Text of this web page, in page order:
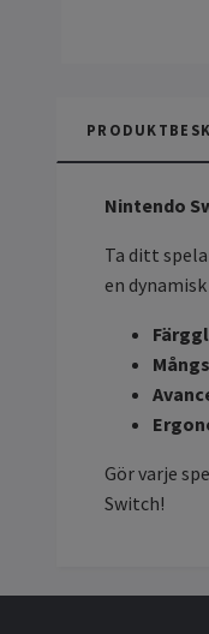
Nintendo
Ta ditt
en
Gör varje
Switch!